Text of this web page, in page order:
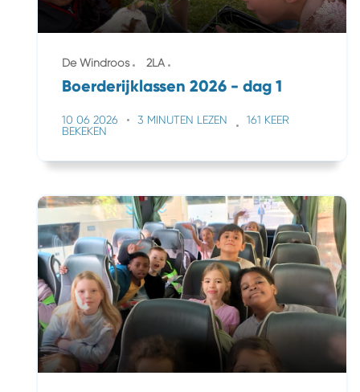
De Windroos 2LA
Boerderijklassen 2026 - dag 1
10 06 2026 3 MINUTEN LEZEN
161 KEER
BEKEKEN